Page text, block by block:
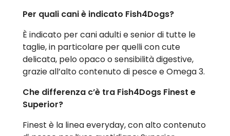
Per quali cani è indicato Fish4Dogs?
È indicato per cani adulti e senior di tutte le
taglie, in particolare per quelli con cute
delicata, pelo opaco o sensibilità digestive,
grazie all’alto contenuto di pesce e Omega 3.
Che differenza c’è tra Fish4Dogs Finest e
Superior?
Finest è la linea everyday, con alto contenuto